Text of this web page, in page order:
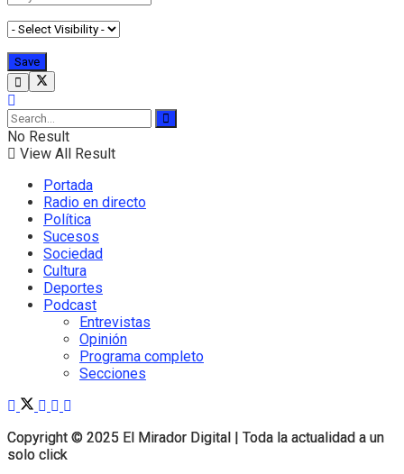
Copyright © 2025 El Mirador Digital | Toda la actualidad a un
solo click
No Result
View All Result
Portada
Radio en directo
Política
Sucesos
Sociedad
Cultura
Deportes
Podcast
Entrevistas
Opinión
Programa completo
Secciones
Copyright © 2025 El Mirador Digital | Toda la actualidad a un
solo click